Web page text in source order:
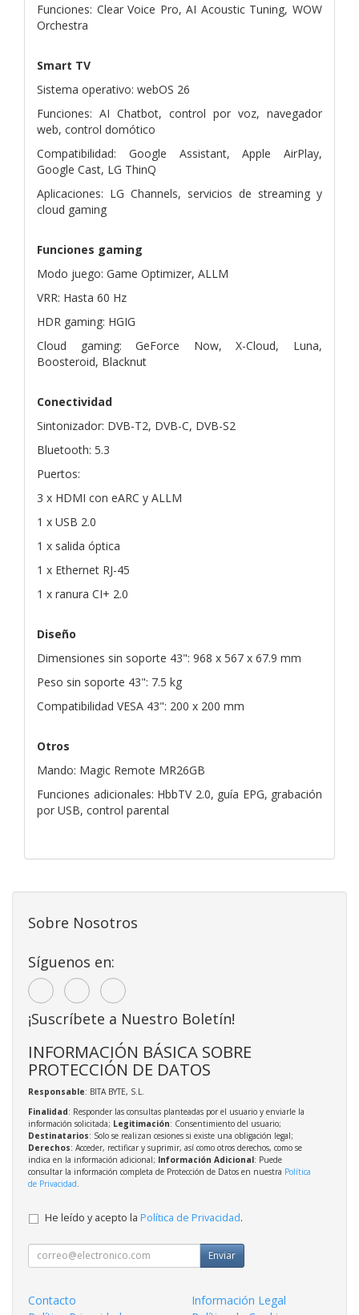
Funciones: Clear Voice Pro, AI Acoustic Tuning, WOW
Orchestra
Smart TV
Sistema operativo: webOS 26
Funciones: AI Chatbot, control por voz, navegador
web, control domótico
Compatibilidad: Google Assistant, Apple AirPlay,
Google Cast, LG ThinQ
Aplicaciones: LG Channels, servicios de streaming y
cloud gaming
Funciones gaming
Modo juego: Game Optimizer, ALLM
VRR: Hasta 60 Hz
HDR gaming: HGIG
Cloud gaming: GeForce Now, X-Cloud, Luna,
Boosteroid, Blacknut
Conectividad
Sintonizador: DVB-T2, DVB-C, DVB-S2
Bluetooth: 5.3
Puertos:
3 x HDMI con eARC y ALLM
1 x USB 2.0
1 x salida óptica
1 x Ethernet RJ-45
1 x ranura CI+ 2.0
Diseño
Dimensiones sin soporte 43": 968 x 567 x 67.9 mm
Peso sin soporte 43": 7.5 kg
Compatibilidad VESA 43": 200 x 200 mm
Otros
Mando: Magic Remote MR26GB
Funciones adicionales: HbbTV 2.0, guía EPG, grabación
por USB, control parental
Sobre Nosotros
Síguenos en:
¡Suscríbete a Nuestro Boletín!
INFORMACIÓN BÁSICA SOBRE
PROTECCIÓN DE DATOS
Responsable: BITA BYTE, S.L.
Finalidad: Responder las consultas planteadas por el usuario y enviarle la
información solicitada; Legitimación: Consentimiento del usuario;
Destinatarios: Solo se realizan cesiones si existe una obligación legal;
Derechos: Acceder, rectificar y suprimir, así como otros derechos, como se
indica en la información adicional; Información Adicional: Puede
consultar la información completa de Protección de Datos en nuestra Política
de Privacidad
He leído y acepto la Política de Privacidad.
Enviar
Contacto
Información Legal